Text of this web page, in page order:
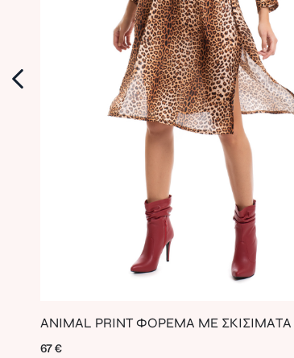
ANIMAL PRINT ΦΟΡΕΜΑ ΜΕ ΣΚΙΣΙΜΑΤΑ
67€